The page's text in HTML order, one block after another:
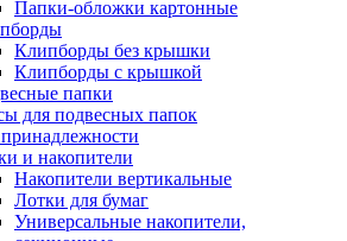
Папки-обложки картонные
Клипборды без крышки
Клипборды с крышкой
папки
для подвесных папок
и накопители
Накопители вертикальные
Лотки для бумаг
Универсальные накопители,